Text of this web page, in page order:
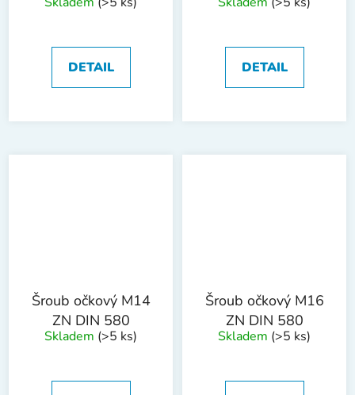
DETAIL DETAIL
Šroub očkový M14
ZN DIN 580
Skladem (>5 ks)
Šroub očkový M16
ZN DIN 580
Skladem (>5 ks)